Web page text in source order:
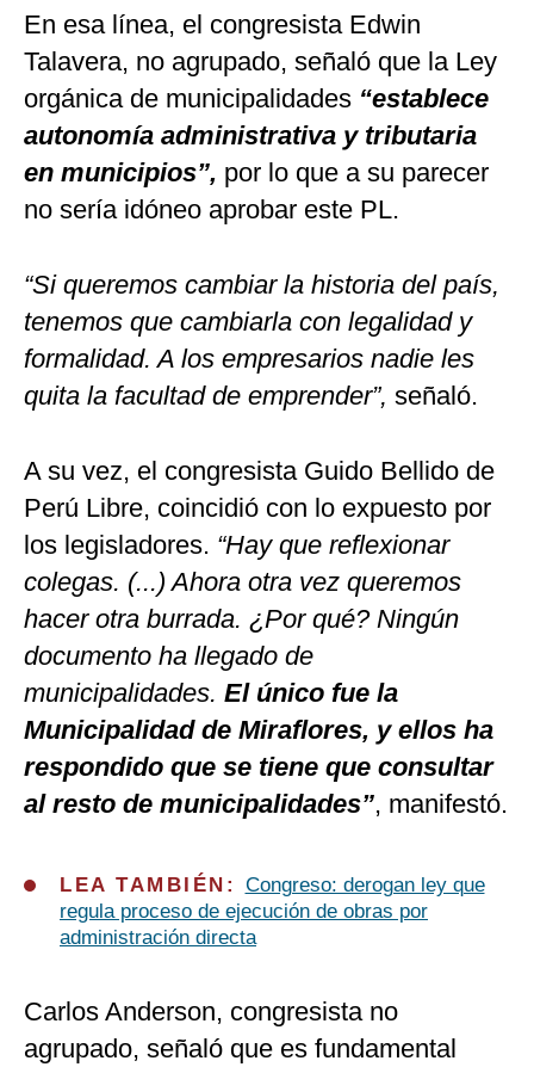
En esa línea, el congresista Edwin
Talavera, no agrupado, señaló que la Ley
orgánica de municipalidades “establece
autonomía administrativa y tributaria
en municipios”, por lo que a su parecer
no sería idóneo aprobar este PL.
“Si queremos cambiar la historia del país,
tenemos que cambiarla con legalidad y
formalidad. A los empresarios nadie les
quita la facultad de emprender”, señaló.
A su vez, el congresista Guido Bellido de
Perú Libre, coincidió con lo expuesto por
los legisladores. “Hay que reflexionar
colegas. (...) Ahora otra vez queremos
hacer otra burrada. ¿Por qué? Ningún
documento ha llegado de
municipalidades. El único fue la
Municipalidad de Miraflores, y ellos ha
respondido que se tiene que consultar
al resto de municipalidades”, manifestó.
LEA TAMBIÉN: Congreso: derogan ley que
regula proceso de ejecución de obras por
administración directa
Carlos Anderson, congresista no
agrupado, señaló que es fundamental